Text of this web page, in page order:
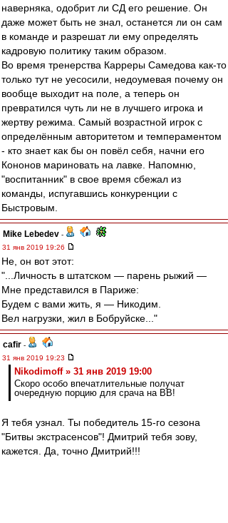
наверняка, одобрит ли СД его решение. Он
даже может быть не знал, останется ли он сам
в команде и разрешат ли ему определять
кадровую политику таким образом.
Во время тренерства Карреры Самедова как-то
только тут не уесосили, недоумевая почему он
вообще выходит на поле, а теперь он
превратился чуть ли не в лучшего игрока и
жертву режима. Самый возрастной игрок с
определённым авторитетом и темпераментом
- кто знает как бы он повёл себя, начни его
Кононов мариновать на лавке. Напомню,
"воспитанник" в свое время сбежал из
команды, испугавшись конкуренции с
Быстровым.
Mike Lebedev -
31 янв 2019 19:26
Не, он вот этот:
"...Личность в штатском — парень рыжий —
Мне представился в Париже:
Будем с вами жить, я — Никодим.
Вел нагрузки, жил в Бобруйске..."
cafir -
31 янв 2019 19:23
Nikodimoff » 31 янв 2019 19:00
Скоро особо впечатлительные получат
очередную порцию для срача на ВВ!
Я тебя узнал. Ты победитель 15-го сезона
"Битвы экстрасенсов"! Дмитрий тебя зову,
кажется. Да, точно Дмитрий!!!